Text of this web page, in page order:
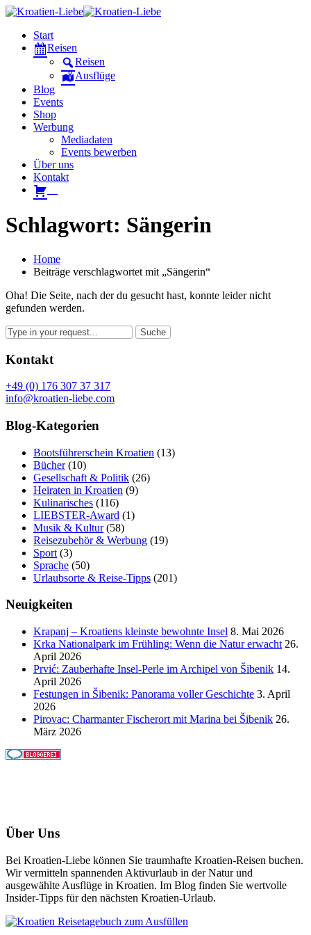
Start
Reisen
Reisen
Ausflüge
Blog
Events
Shop
Werbung
Mediadaten
Events bewerben
Über uns
Kontakt
Schlagwort: Sängerin
Home
Beiträge verschlagwortet mit „Sängerin“
Oha! Die Seite, nach der du gesucht hast, konnte leider nicht
gefunden werden.
Kontakt
+49 (0) 176 307 37 317
info@kroatien-liebe.com
Blog-Kategorien
Bootsführerschein Kroatien (13)
Bücher(10)
Gesellschaft & Politik (26)
Heiraten in Kroatien (9)
Kulinarisches (116)
LIEBSTER-Award (1)
Musik & Kultur(58)
Reisezubehör & Werbung (19)
Sport (3)
Sprache (50)
Urlaubsorte & Reise-Tipps (201)
Neuigkeiten
Krapanj – Kroatiens kleinste bewohnte Insel 8. Mai 2026
Krka Nationalpark im Frühling: Wenn die Natur erwacht 26.
April 2026
Prvić: Zauberhafte Insel-Perle im Archipel von Šibenik 14.
April 2026
Festungen in Šibenik: Panorama voller Geschichte 3. April
2026
Pirovac: Charmanter Fischerort mit Marina bei Šibenik 26.
März 2026
Über Uns
Bei Kroatien-Liebe können Sie traumhafte Kroatien-Reisen buchen.
Wir vermitteln spannenden Aktivurlaub in der Natur und
ausgewählte Ausflüge in Kroatien. Im Blog finden Sie wertvolle
Insider-Tipps für den nächsten Kroatien-Urlaub.